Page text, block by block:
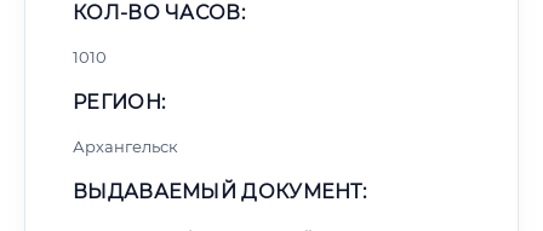
КОЛ-ВО ЧАСОВ:
1010
РЕГИОН:
Архангельск
ВЫДАВАЕМЫЙ ДОКУМЕНТ: